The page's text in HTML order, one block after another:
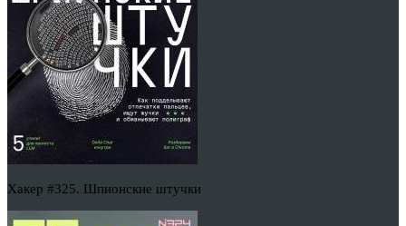
Хакер #325. Шпионские штучки